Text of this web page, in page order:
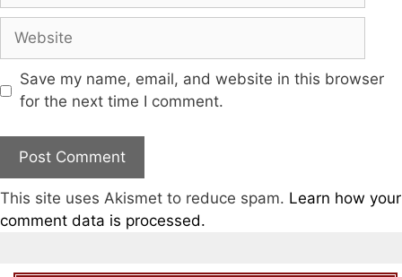
Save my name, email, and website in this browser
for the next time I comment.
This site uses Akismet to reduce spam. Learn how your
comment data is processed.